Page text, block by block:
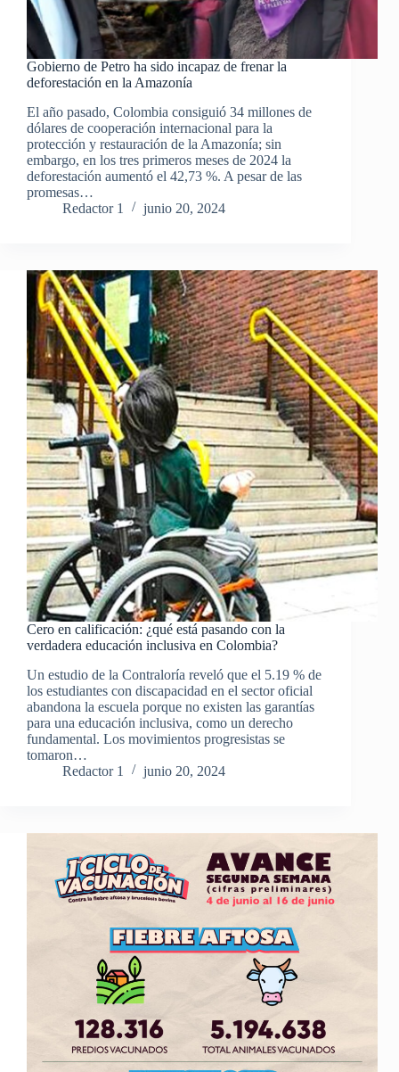
Gobierno de Petro ha sido incapaz de frenar la
deforestación en la Amazonía
El año pasado, Colombia consiguió 34 millones de
dólares de cooperación internacional para la
protección y restauración de la Amazonía; sin
embargo, en los tres primeros meses de 2024 la
deforestación aumentó el 42,73 %. A pesar de las
promesas…
Redactor 1
junio 20, 2024
Cero en calificación: ¿qué está pasando con la
verdadera educación inclusiva en Colombia?
Un estudio de la Contraloría reveló que el 5.19 % de
los estudiantes con discapacidad en el sector oficial
abandona la escuela porque no existen las garantías
para una educación inclusiva, como un derecho
fundamental. Los movimientos progresistas se
tomaron…
Redactor 1
junio 20, 2024